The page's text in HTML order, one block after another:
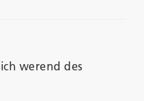
werend des